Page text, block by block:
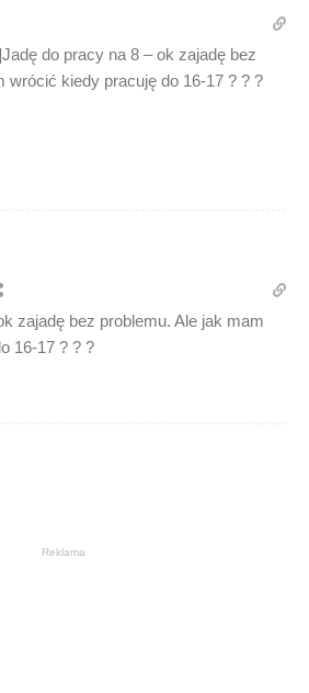
do pracy na 8 – ok zajadę bez
wrócić kiedy pracuję do 16-17 ? ? ?
zajadę bez problemu. Ale jak mam
16-17 ? ? ?
Reklama